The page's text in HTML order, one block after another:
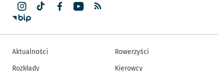
Aktualności
Rozkłady
Rowerzyści
Kierowcy